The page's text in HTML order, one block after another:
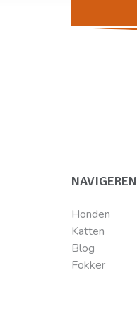
NAVIGEREN
Honden
Katten
Blog
Fokker